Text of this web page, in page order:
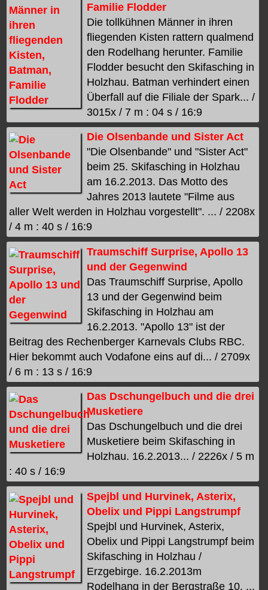
Familie Flodder
Die tollkühnen Männer in ihren
fliegenden Kisten rattern qualmend
den Rodelhang herunter. Familie
Flodder besucht den Skifasching in
Holzhau. Batman verhindert einen
Überfall auf die Filiale der Spark... /
3015x / 7 m : 04 s / 16:9
Die Olsenbande und Sister Act
"Die Olsenbande" und "Sister Act"
beim 25. Skifasching in Holzhau
am 16.2.2013. Das Motto des
Jahres 2013 lautete "Filme aus
aller Welt werden in Holzhau vorgestellt". ... / 2208x
/ 4 m : 40 s / 16:9
Traumschiff Surprise, Apollo 13
und der Gegenwind
Das Traumschiff Surprise, Apollo
13 und der Gegenwind beim
Skifasching in Holzhau am
16.2.2013. "Apollo 13" ist der
Beitrag des Rechenberger Karnevals Clubs RBC.
Hier bekommt auch Vodafone eins auf di... / 2709x
/ 6 m : 13 s / 16:9
Das Dschungelbuch und die drei
Musketiere
Das Dschungelbuch und die drei
Musketiere beim Skifasching in
Holzhau. 16.2.2013... / 2226x / 5 m
: 40 s / 16:9
Spejbl und Hurvinek, Asterix,
Obelix und Pippi Langstrumpf
Spejbl und Hurvinek, Asterix,
Obelix und Pippi Langstrumpf beim
Skifasching in Holzhau /
Erzgebirge. 16.2.2013m
Rodelhang in der Bergstraße 10. ...